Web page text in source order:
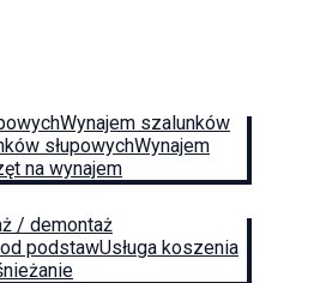
Wynajem szalunków
słupowychWynajem
na wynajem
/ demontaż
podstawUsługa koszenia